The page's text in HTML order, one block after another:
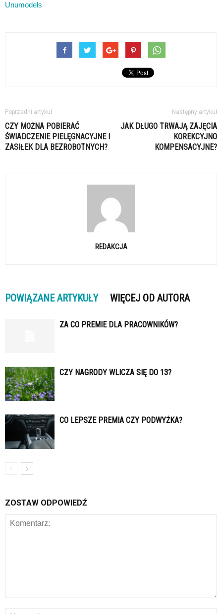
Unumodels
Poprzedni artykuł
CZY MOŻNA POBIERAĆ
ŚWIADCZENIE PIELĘGNACYJNE I
ZASIŁEK DLA BEZROBOTNYCH?
Następny artykuł
JAK DŁUGO TRWAJĄ ZAJĘCIA
KOREKCYJNO
KOMPENSACYJNE?
REDAKCJA
POWIĄZANE ARTYKUŁY WIĘCEJ OD AUTORA
ZA CO PREMIE DLA PRACOWNIKÓW?
CZY NAGRODY WLICZA SIĘ DO 13?
CO LEPSZE PREMIA CZY PODWYŻKA?
ZOSTAW ODPOWIEDŹ